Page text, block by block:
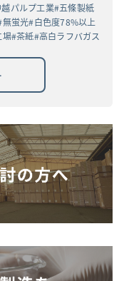
越パルプ工業 五條製紙
無蛍光 白色度78%以上
場 茶紙 高白ラフバガス